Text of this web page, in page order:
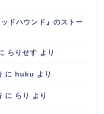
ドハウンド』のストー
らりせす より
に huku より
に らり より